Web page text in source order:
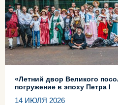
«Летний двор Великого
погружение в эпоху Петра I
14 ИЮЛЯ 2026